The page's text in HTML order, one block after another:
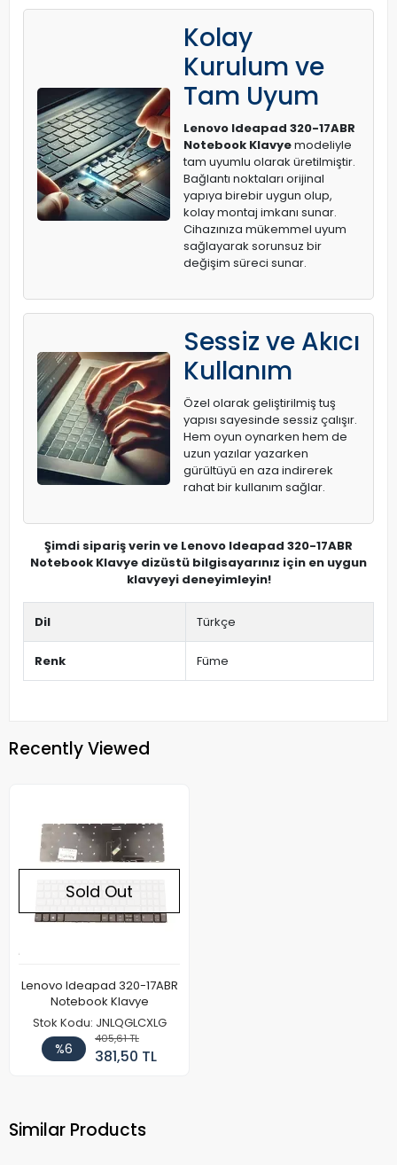
Kolay
Kurulum ve
Tam Uyum
Lenovo Ideapad 320-17ABR
Notebook Klavyemodeliyle
tam uyumlu olarak üretilmiştir.
Bağlantı noktaları orijinal
yapıya birebir uygun olup,
kolay montaj imkanı sunar.
Cihazınıza mükemmel uyum
sağlayarak sorunsuz bir
değişim süreci sunar.
Sessiz ve Akıcı
Kullanım
Özel olarak geliştirilmiş tuş
yapısı sayesinde sessiz çalışır.
Hem oyun oynarken hem de
uzun yazılar yazarken
gürültüyü en aza indirerek
rahat bir kullanım sağlar.
Şimdi sipariş verin ve Lenovo Ideapad 320-17ABR
Notebook Klavye dizüstü bilgisayarınız için en uygun
klavyeyi deneyimleyin!
Dil Türkçe
Renk Füme
Recently Viewed
Sold Out
Lenovo Ideapad 320-17ABR
Notebook Klavye
Stok Kodu: JNLQGLCXLG
%6
405,61 TL
381,50 TL
Similar Products